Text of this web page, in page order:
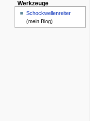
Werkzeuge
Schockwellenreiter
(mein Blog)